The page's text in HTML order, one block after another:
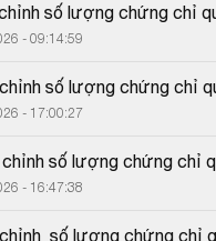
số lượng chứng chỉ
- 09:14:59
số lượng chứng chỉ
- 17:00:27
số lượng chứng chỉ
- 16:47:38
số lượng chứng chỉ